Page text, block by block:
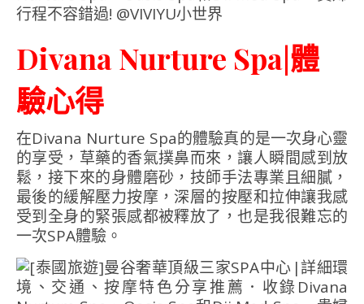
Divana Nurture Spa|體
驗心得
在Divana Nurture Spa的體驗真的是一次身心靈
的享受，草藥的香氣撲鼻而來，讓人瞬間感到放
鬆，接下來的身體磨砂，技師手法專業且細膩，
最後的緩解壓力按摩，深層的按壓和拉伸讓我感
受到全身的緊張感都被釋放了，也是我很難忘的
一次SPA體驗。